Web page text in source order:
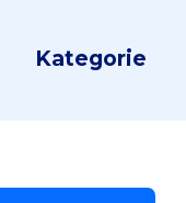
Kategorie